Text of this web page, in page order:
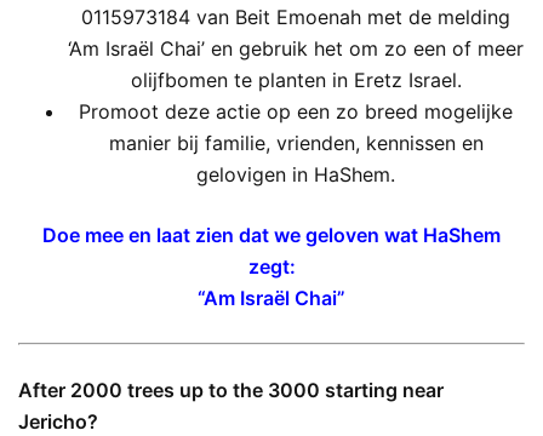
0115973184 van Beit Emoenah met de melding
‘Am Israël Chai’ en gebruik het om zo een ​​of meer
olijfbomen te planten in Eretz Israel.
Promoot deze actie op een zo breed mogelijke
manier bij familie, vrienden, kennissen en
gelovigen in HaShem.
Doe mee en laat zien dat we geloven wat HaShem
zegt:
“Am Israël Chai”
After 2000 trees up to the 3000 starting near
Jericho?